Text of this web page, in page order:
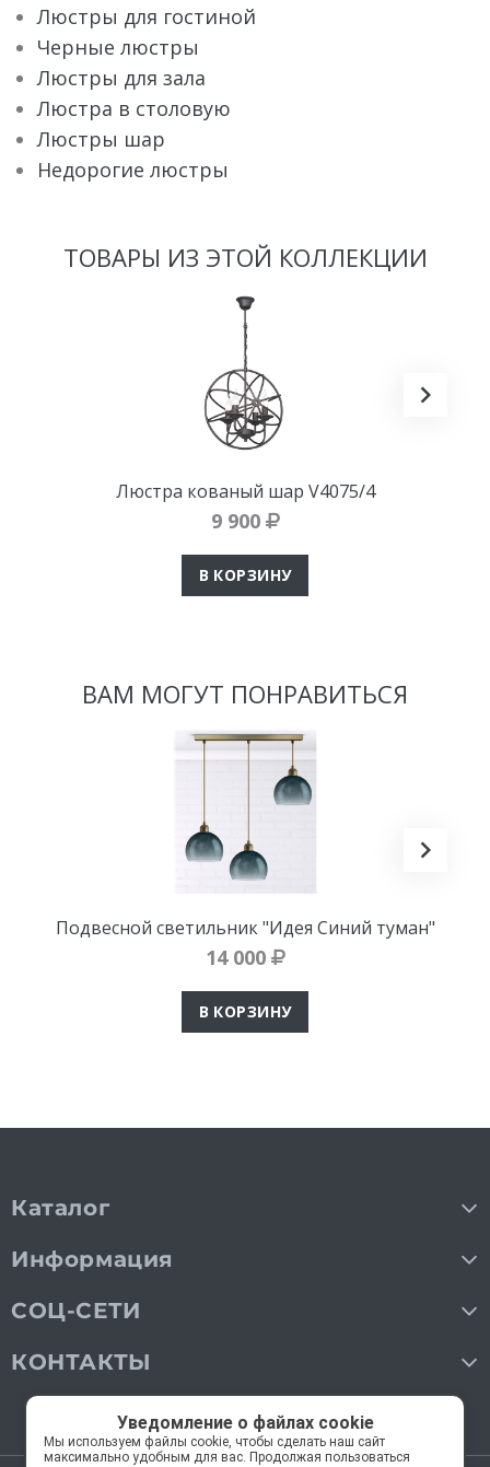
Люстры для гостиной
Черные люстры
Люстры для зала
Люстра в столовую
Люстры шар
Недорогие люстры
ТОВАРЫ ИЗ ЭТОЙ КОЛЛЕКЦИИ
Люстра кованый шар V4075/4
9 900
В КОРЗИНУ
ВАМ МОГУТ ПОНРАВИТЬСЯ
Подвесной светильник "Идея Синий туман"
14 000
В КОРЗИНУ
Каталог
Информация
СОЦ-СЕТИ
КОНТАКТЫ
Уведомление о файлах cookie
Мы используем файлы cookie, чтобы сделать наш сайт
максимально удобным для вас. Продолжая пользоваться